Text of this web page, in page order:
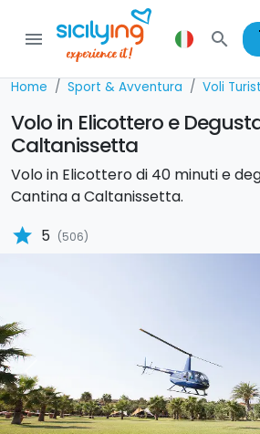
menu search
Home Sport & Avventura Voli
Volo in Elicottero e
Caltanissetta
Volo in Elicottero di 40 minuti e
Cantina a Caltanissetta.
star 5 (506)
Previous